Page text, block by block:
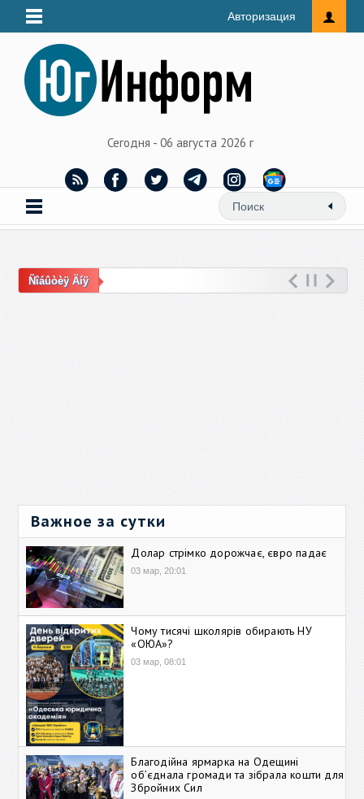
Авторизация
Сегодня - 06 августа 2026 г
Ñîáûòèÿ Äíÿ
Важное за сутки
Долар стрімко дорожчає, євро падає
03 мар, 20:01
Чому тисячі школярів обирають НУ
«ОЮА»?
03 мар, 08:01
Благодійна ярмарка на Одещині
об’єднала громади та зібрала кошти для
Збройних Сил